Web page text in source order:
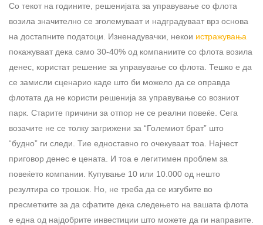
Со текот на годините, решенијата за управување со флота
возила значително се зголемуваат и надградуваат врз основа
на достапните податоци. Изненадувачки, некои истражувања
покажуваат дека само 30-40% од компаниите со флота возила
денес, користат решение за управување со флота. Тешко е да
се замисли сценарио каде што би можело да се оправда
флотата да не користи решенија за управување со возниот
парк. Старите причини за отпор не се реални повеќе. Сега
возачите не се толку загрижени за “Големиот брат” што
“будно” ги следи. Тие едноставно го очекуваат тоа. Најчест
приговор денес е цената. И тоа е легитимен проблем за
повеќето компании. Купување 10 или 10.000 од нешто
резултира со трошок. Но, не треба да се изгубите во
пресметките за да сфатите дека следењето на вашата флота
е една од најдобрите инвестиции што можете да ги направите.